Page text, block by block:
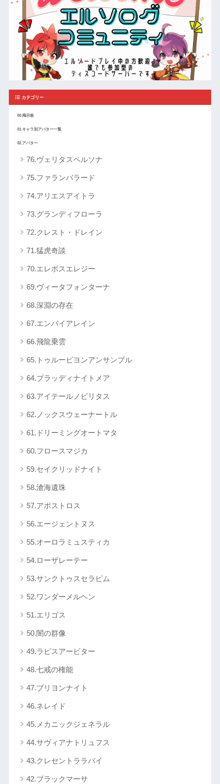
カテゴリー
00.掲示板
01.キャラ別アバター一覧
02.アバター
76.ヴェリタスペルソナ
75.ファランバラード
74.アリエスアイトラ
73.グランディフローラ
72.クレスト・ドレイン
71.猛虎奇談
70.エレボスエレジー
69.ヴィータフォンターナ
68.深淵の存在
67.エンパイアレイン
66.飛龍乗雲
65.トゥルービヨンアンサンブル
64.ブラッディナイトメア
63.アイテールノビリタス
62.ノックスウェーナートル
61.ドリーミングオートマタ
60.フロースマジカ
59.セイクリッドナイト
58.滄海遺珠
57.アポストロス
56.エージェントヌス
55.オーロラミュスティカ
54.ローザレーテー
53.サンクトゥスセラピム
52.ワンダーメルヘン
51.エリゴス
50.闇の群像
49.ラピスアービター
48.七戒の権能
47.ブリヨンナイト
46.ネレイド
45.メカニックジェネラル
44.サヴィアナトリュフス
43.クレセントララバイ
42.ブラックマーサ